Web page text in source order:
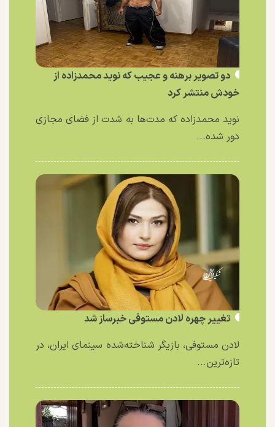
دو تصویر برهنه و عجیب که نوید محمدزاده از
خودش منتشر کرد
نوید محمدزاده که مدت‌ها به شدت از فضای مجازی
دور شده...
تغییر چهره لادن مستوفی خبرساز شد
لادن مستوفی، بازیگر شناخته‌شده سینمای ایران، در
تازه‌ترین...